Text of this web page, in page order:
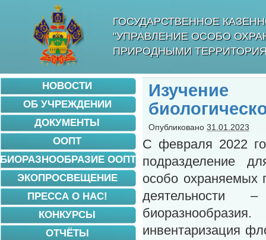
ГОСУДАРСТВЕННОЕ
"УПРАВЛЕНИЕ ОСОБО
ПРИРОДНЫМИ
Опубликовано 31.01.2023
С февраля 2022
подразделение
особо охраняемых
деятельности
инвентаризация
НОВОСТИ
ОБ УЧРЕЖДЕНИИ
ДОКУМЕНТЫ
ООПТ
БИОРАЗНООБРАЗИЕ ООПТ
ЭКОПРОСВЕЩЕНИЕ
ПРЕССА О НАС!
КОНКУРСЫ
ОТЧЁТЫ